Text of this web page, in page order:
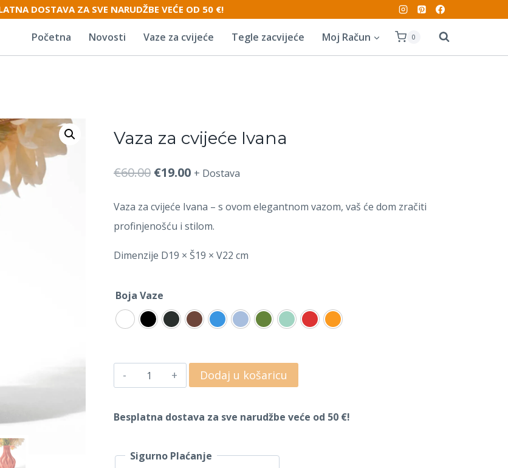
DOSTAVA ZA SVE NARUDŽBE VEĆE OD 50 €!
Početna Novosti Vaze za cvijeće Tegle zacvijeće Moj Račun 0
Vaza za cvijeće Ivana
€60.00 Izvorna
bila
€19.00Trenutna
je:
+ Dostava
Vaza za cvijeće Ivana – s ovom elegantnom vazom, vaš će dom zračiti
profinjenošću i stilom.
Dimenzije D19 × Š19 × V22 cm
Boja Vaze
Vaza
za
cvijeće
količina
Dodaj u košaricu
Besplatna dostava za sve narudžbe veće od 50 €!
Sigurno Plaćanje